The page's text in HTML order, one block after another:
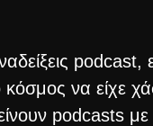
podcast,
να είχε
podcasts